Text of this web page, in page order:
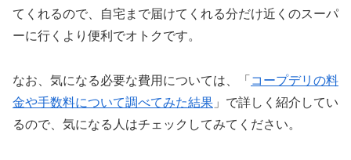
てくれるので、自宅まで届けてくれる分だけ近くのスーパ
ーに行くより便利でオトクです。
なお、気になる必要な費用については、「 コープデリの料
金や手数料について調べてみた結果 」で詳しく紹介してい
るので、気になる人はチェックしてみてください。